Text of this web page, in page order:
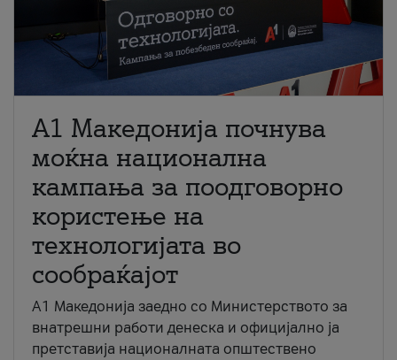
A1 Македонија почнува
моќна национална
кампања за поодговорно
користење на
технологијата во
сообраќајот
A1 Македонија заедно со Министерството за
внатрешни работи денеска и официјално ја
претставија националната општествено